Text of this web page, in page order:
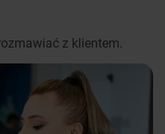
z klientem.